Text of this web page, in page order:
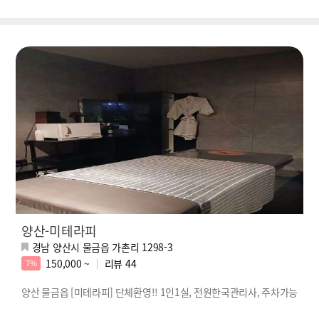
양산-미테라피
경남 양산시 물금읍 가촌리 1298-3
7% 150,000 ~ 리뷰 44
양산 물금읍 [미테라피] 단체환영!! 1인1실, 전원한국관리사, 주차가능